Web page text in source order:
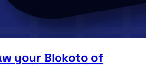
your Blokoto of